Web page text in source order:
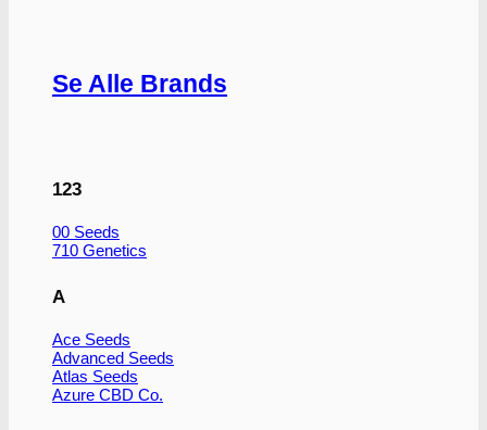
Se Alle Brands
123
00 Seeds
710 Genetics
A
Ace Seeds
Advanced Seeds
Atlas Seeds
Azure CBD Co.